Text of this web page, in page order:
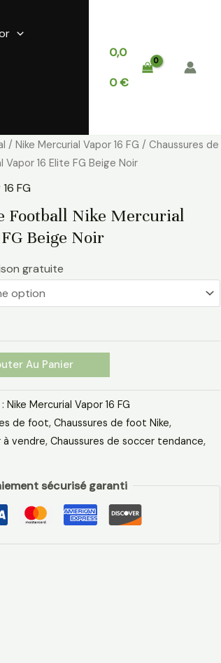
0,0
0€
/ Nike Mercurial Vapor 16 FG / Chaussures de
16 Elite FG Beige Noir
FG
Football Nike Mercurial
Beige Noir
gratuite
Au Panier
Nike Mercurial Vapor 16 FG
de foot, Chaussures de foot Nike,
à vendre, Chaussures de soccer tendance,
sécurisé garanti